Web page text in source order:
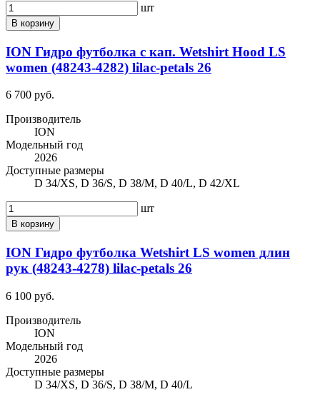
шт
В корзину
ION Гидро футболка с кап. Wetshirt Hood LS
women (48243-4282) lilac-petals 26
6 700 руб.
Производитель
ION
Модельный год
2026
Доступные размеры
D 34/XS, D 36/S, D 38/M, D 40/L, D 42/XL
шт
В корзину
ION Гидро футболка Wetshirt LS women длин
рук (48243-4278) lilac-petals 26
6 100 руб.
Производитель
ION
Модельный год
2026
Доступные размеры
D 34/XS, D 36/S, D 38/M, D 40/L